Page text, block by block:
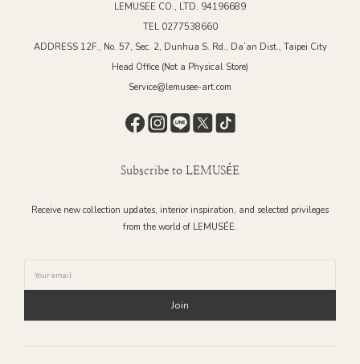
LEMUSEE CO., LTD. 94196689
TEL 0277538660
ADDRESS 12F., No. 57, Sec. 2, Dunhua S. Rd., Da’an Dist., Taipei City
Head Office (Not a Physical Store)
Service@lemusee-art.com
Subscribe to LEMUSÉE
Receive new collection updates, interior inspiration, and selected privileges
from the world of LEMUSÉE.
Join